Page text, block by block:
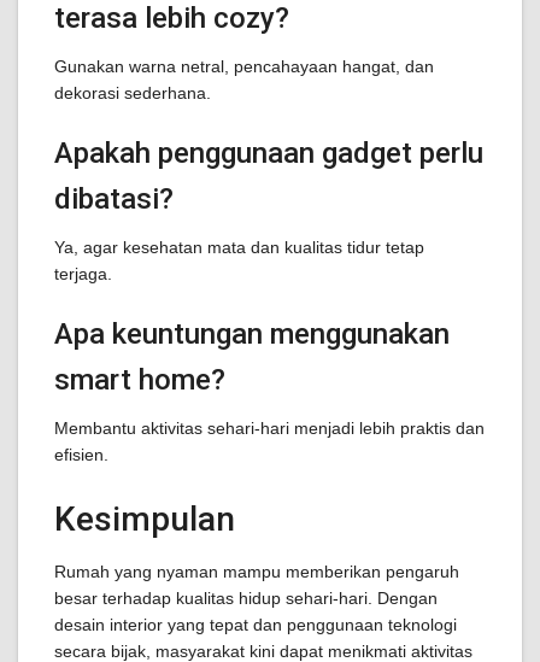
terasa lebih cozy?
Gunakan warna netral, pencahayaan hangat, dan
dekorasi sederhana.
Apakah penggunaan gadget perlu
dibatasi?
Ya, agar kesehatan mata dan kualitas tidur tetap
terjaga.
Apa keuntungan menggunakan
smart home?
Membantu aktivitas sehari-hari menjadi lebih praktis dan
efisien.
Kesimpulan
Rumah yang nyaman mampu memberikan pengaruh
besar terhadap kualitas hidup sehari-hari. Dengan
desain interior yang tepat dan penggunaan teknologi
secara bijak, masyarakat kini dapat menikmati aktivitas